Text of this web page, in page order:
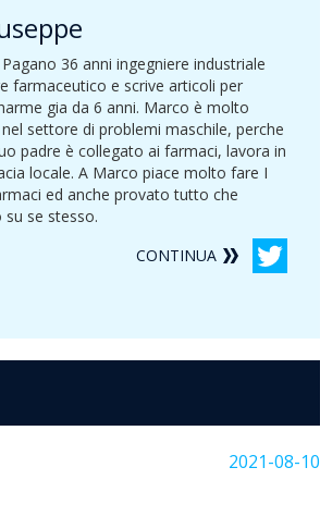
36 anni ingegniere industriale
farmaceutico e scrive articoli per
gia da 6 anni. Marco è molto
settore di problemi maschile, perche
padre è collegato ai farmaci, lavora in
locale. A Marco piace molto fare I
ed anche provato tutto che
su se stesso.
CONTINUA
2021-08-10